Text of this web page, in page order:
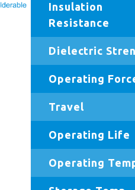
Insulation
Resistance
Dielectric
Operating
Travel
Operating Life
Operating